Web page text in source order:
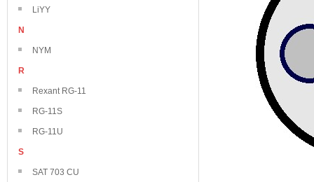
LiYY
N
NYM
R
Rexant RG-11
RG-11S
RG-11U
S
SAT 703 CU